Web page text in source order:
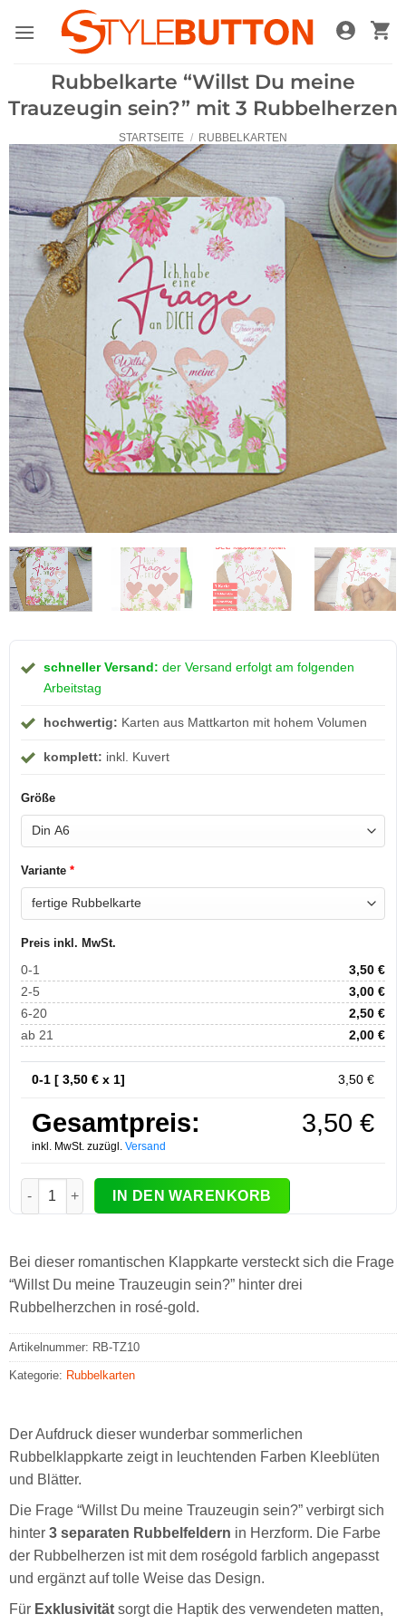
Inhalt
Rubbelkarte “Willst Du meine
Trauzeugin sein?” mit 3 Rubbelherzen
STARTSEITE / RUBBELKARTEN
schneller Versand: der Versand erfolgt am folgenden
Arbeitstag
hochwertig: Karten aus Mattkarton mit hohem Volumen
komplett: inkl. Kuvert
Größe
Variante*
Preis inkl. MwSt.
0-1 3,50€
2-5
3,00€
6-20
2,50€
ab 21
2,00€
0-1 [ 3,50€ x 1] 3,50€
Gesamtpreis:
inkl. MwSt. zuzügl. Versand
3,50 €
Rubbelkarte "Willst Du meine Trauzeugin sein?" mit 3
IN DEN WARENKORB
Bei dieser romantischen Klappkarte versteckt sich die Frage
“Willst Du meine Trauzeugin sein?” hinter drei
Rubbelherzchen in rosé-gold.
Artikelnummer: RB-TZ10
Kategorie: Rubbelkarten
Der Aufdruck dieser wunderbar sommerlichen
Rubbelklappkarte zeigt in leuchtenden Farben Kleeblüten
und Blätter.
Die Frage “Willst Du meine Trauzeugin sein?” verbirgt sich
hinter 3 separaten Rubbelfeldern in Herzform. Die Farbe
der Rubbelherzen ist mit dem roségold farblich angepasst
und ergänzt auf tolle Weise das Design.
Für Exklusivitätsorgt die Haptik des verwendeten matten,